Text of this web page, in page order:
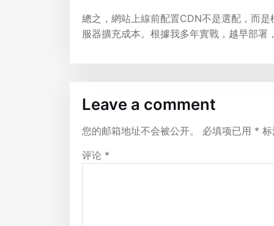
總之，網站上線前配置CDN不是選配，而
服器擴充成本。根據我多年實戰，越早部
Leave a comment
您的邮箱地址不会被公开。 必填项已用 *
评论 *